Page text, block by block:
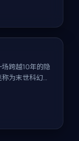
跨越10年的隐
为末世科幻史